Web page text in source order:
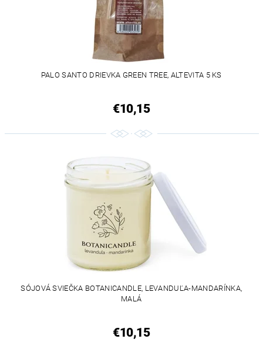
PALO SANTO DRIEVKA GREEN TREE, ALTEVITA 5 KS
€10,15
SÓJOVÁ SVIEČKA BOTANICANDLE, LEVANDUĽA-MANDARÍNKA,
MALÁ
€10,15